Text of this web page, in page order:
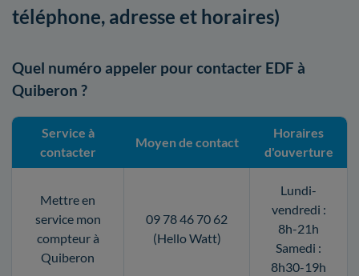
téléphone, adresse et horaires)
Quel numéro appeler pour contacter EDF à
Quiberon ?
Service à
contacter
Moyen de contact
Horaires
d'ouverture
Mettre en
service mon
compteur à
Quiberon
09 78 46 70 62
(Hello Watt)
Lundi-
vendredi :
8h-21h
Samedi :
8h30-19h